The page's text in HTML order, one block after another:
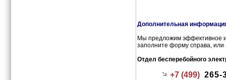
Дополнительная
Мы предложим эффективное
заполните форму справа, или
Отдел бесперебойного
+7 (499) 265-